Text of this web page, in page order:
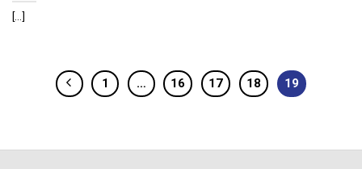
[...]
1 … 16 17 18 19